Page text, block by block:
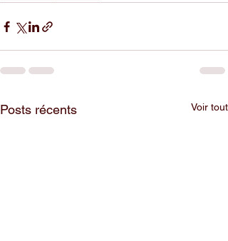
Posts récents Voir tout